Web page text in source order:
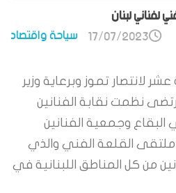
لفناني لبنان
سياحة واقتصاد 17/07/2023
لانتصار تموز وبرعاية وزير
نظمت نقابة الفنانين
البقاع وجمعية الفنانين
ملتقى القلعة الفني والذي
من كل المناطق اللبنانية في